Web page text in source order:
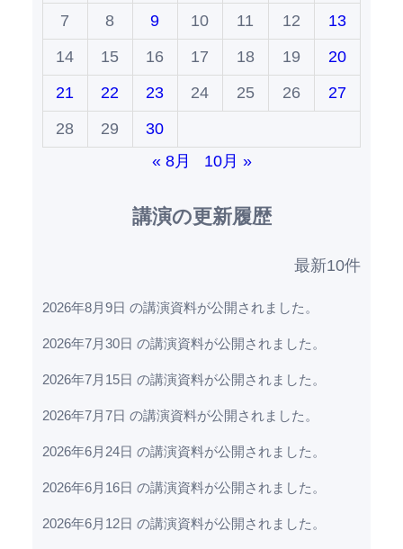
7
8 9 10 11 12
13
14
15 16 17 18 19
20
21
22 23 24 25 26
27
28
29
30
« 8月
10月 »
講演の更新履歴
最新10件
2026年8月9日 の講演資料が公開されました。
2026年7月30日 の講演資料が公開されました。
2026年7月15日 の講演資料が公開されました。
2026年7月7日 の講演資料が公開されました。
2026年6月24日 の講演資料が公開されました。
2026年6月16日 の講演資料が公開されました。
2026年6月12日 の講演資料が公開されました。